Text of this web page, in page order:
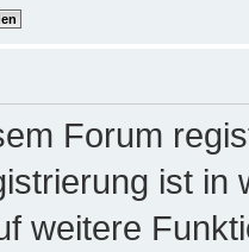
Forum
ist in
weitere